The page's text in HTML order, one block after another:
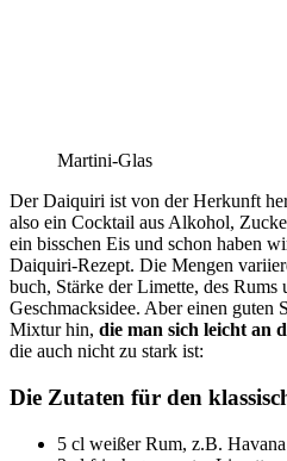
Martini-Glas
Der Daiquiri ist von der Herkunft
also ein Cocktail aus Alkohol,
ein bisschen Eis und schon haben
Daiquiri-Rezept. Die Mengen
buch, Stärke der Limette, des Rums
Geschmacksidee. Aber einen guten
Mixtur hin, die man sich leicht an
die auch nicht zu stark ist:
Die Zutaten für den
5 cl weißer Rum, z.B.